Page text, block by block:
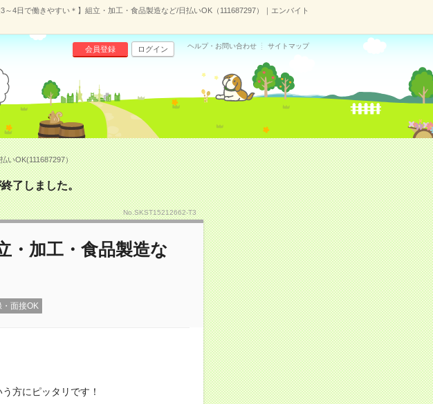
3～4日で働きやすい＊】組立・加工・食品製造など/日払いOK（111687297）｜エンバイト
会員登録 ログイン ヘルプ・お問い合わせ サイトマップ
いOK(111687297）
了しました。
No.SKST15212662-T3
・加工・食品製造な
面接OK
方にピッタリです！